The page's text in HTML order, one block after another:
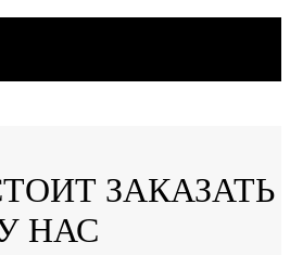
ЗАКАЗАТЬ
НАС